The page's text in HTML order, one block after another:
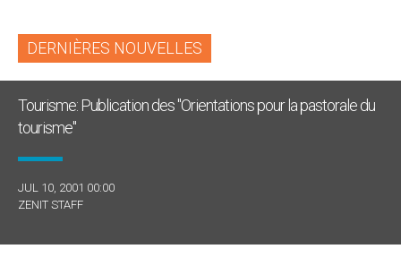
DERNIÈRES NOUVELLES
Tourisme: Publication des "Orientations pour la pastorale du
tourisme"
JUL 10, 2001 00:00
ZENIT STAFF